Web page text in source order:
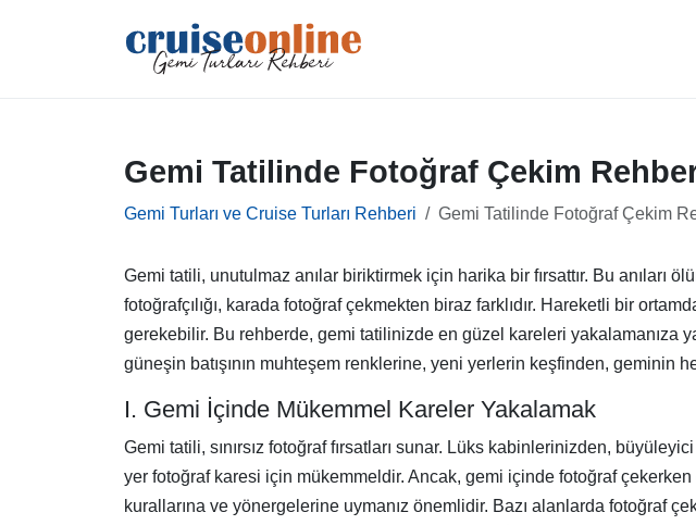
Gemi Tatilinde Fotoğraf Çekim
Gemi Turları ve Cruise Turları Rehberi Gemi Tatilinde Fotoğraf Çekim
Gemi tatili, unutulmaz anılar biriktirmek için harika bir fırsattır. Bu
fotoğrafçılığı, karada fotoğraf çekmekten biraz farklıdır. Hareketli bir
gerekebilir. Bu rehberde, gemi tatilinizde en güzel kareleri yakalamanıza
güneşin batışının muhteşem renklerine, yeni yerlerin keşfinden, geminin
I. Gemi İçinde Mükemmel Kareler Yakalamak
Gemi tatili, sınırsız fotoğraf fırsatları sunar. Lüks kabinlerinizden,
yer fotoğraf karesi için mükemmeldir. Ancak, gemi içinde fotoğraf
kurallarına ve yönergelerine uymanız önemlidir. Bazı alanlarda fotoğraf